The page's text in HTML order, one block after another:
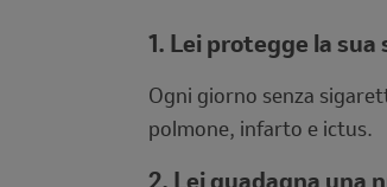
1. Lei protegge la sua
Ogni giorno senza
polmone, infarto e ictus.
2. Lei guadagna una